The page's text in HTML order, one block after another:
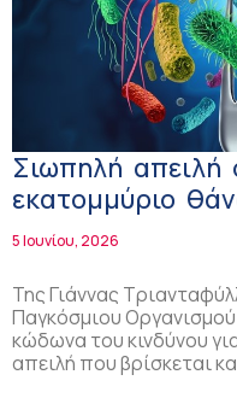
Σιωπηλή απειλή
εκατομμύριο
μολυσμένα
5 Ιουνίου, 2026
Της Γιάννας
Παγκόσμιου
κώδωνα του κινδύνου
απειλή που βρίσκεται